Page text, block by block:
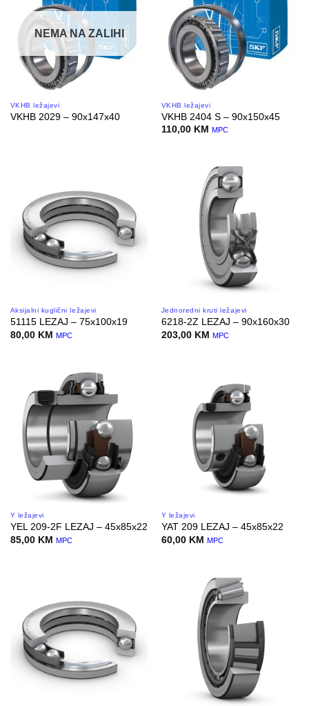
NEMA NA ZALIHI
VKHB ležajevi
VKHB 2029 – 90x147x40
VKHB ležajevi
VKHB 2404 S – 90x150x45
110,00 KM MPC
Aksijalni kuglični ležajevi
51115 LEZAJ – 75x100x19
80,00 KM MPC
Jednoredni kruti ležajevi
6218-2Z LEZAJ – 90x160x30
203,00 KM MPC
Y ležajevi
YEL 209-2F LEZAJ – 45x85x22
85,00 KM MPC
Y ležajevi
YAT 209 LEZAJ – 45x85x22
60,00 KM MPC